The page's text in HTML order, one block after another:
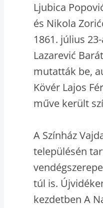
Ljubica
és Nikola
1861. július
Lazarević
mutatták be,
Kövér Lajos
műve került
A Színház
településén
túl is.
kezdetben A